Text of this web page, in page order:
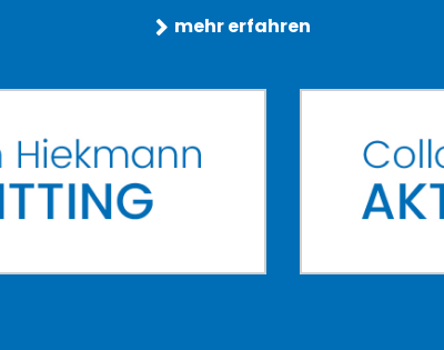
mehr erfahren